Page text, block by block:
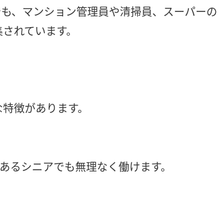
、マンション管理員や清掃員、スーパーの
れています。
徴があります。
シニアでも無理なく働けます。